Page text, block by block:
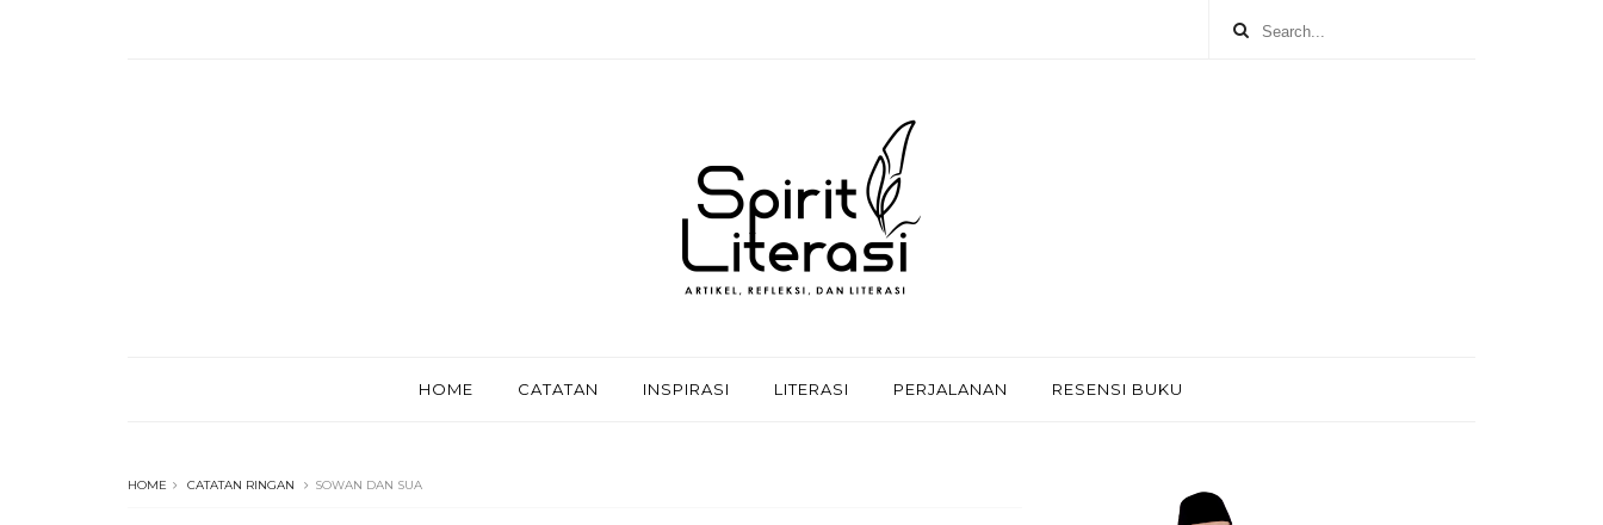
HOME CATATAN INSPIRASI LITERASI PERJALANAN RESENSI BUKU
HOME CATATAN RINGAN SOWAN DAN SUA